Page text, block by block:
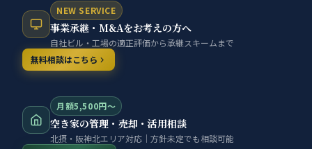
NEW SERVICE
事業承継・M&Aをお考えの方へ
自社ビル・工場の適正評価から承継スキームまで
無料相談はこちら
月額5,500円〜
空き家の管理・売却・活用相談
北摂・阪神北エリア対応｜方針未定でも相談可能